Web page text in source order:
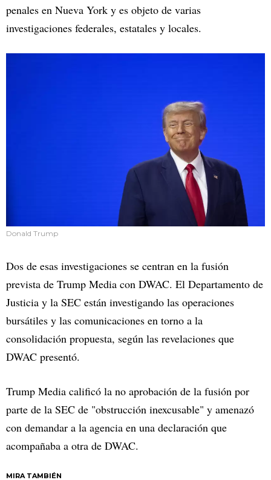
penales en Nueva York y es objeto de varias
investigaciones federales, estatales y locales.
Donald Trump
Dos de esas investigaciones se centran en la fusión
prevista de Trump Media con DWAC. El Departamento de
Justicia y la SEC están investigando las operaciones
bursátiles y las comunicaciones en torno a la
consolidación propuesta, según las revelaciones que
DWAC presentó.
Trump Media calificó la no aprobación de la fusión por
parte de la SEC de "obstrucción inexcusable" y amenazó
con demandar a la agencia en una declaración que
acompañaba a otra de DWAC.
MIRA TAMBIÉN